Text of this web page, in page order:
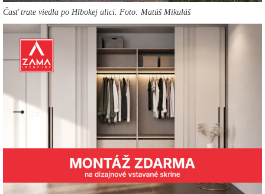
Časť trate viedla po Hlbokej ulici. Foto: Matúš Mikuláš